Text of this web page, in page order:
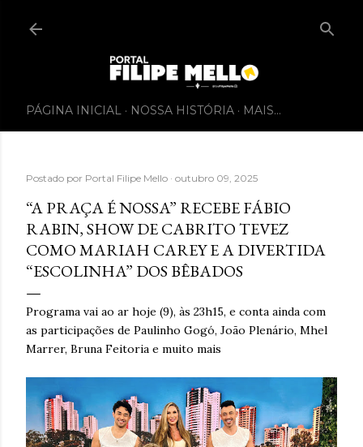
PÁGINA INICIAL NOSSA HISTÓRIA MAIS…
Postado por Portal Filipe Mello outubro 09, 2025
“A PRAÇA É NOSSA” RECEBE FÁBIO
RABIN, SHOW DE CABRITO TEVEZ
COMO MARIAH CAREY E A DIVERTIDA
“ESCOLINHA” DOS BÊBADOS
Programa vai ao ar hoje (9), às 23h15, e conta ainda com
as participações de Paulinho Gogó, João Plenário, Mhel
Marrer, Bruna Feitoria e muito mais